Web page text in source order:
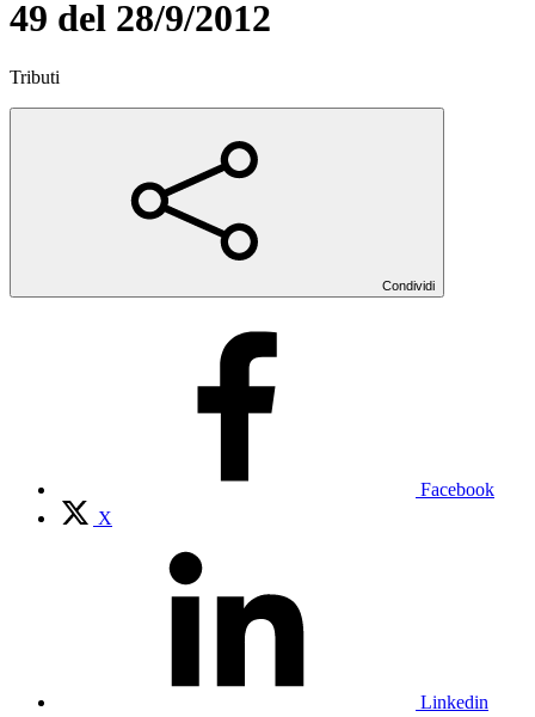
49 del 28/9/2012
Tributi
Condividi
Facebook
X
Linkedin